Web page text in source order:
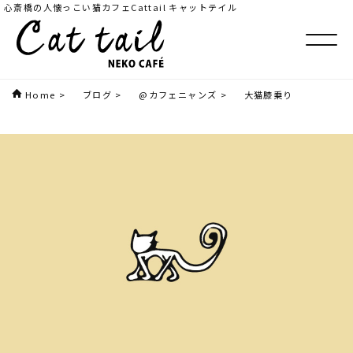
心斎橋の人懐っこい猫カフェCattail キャットテイル
Home > ブログ > @カフェニャンズ > 大猫膝乗り